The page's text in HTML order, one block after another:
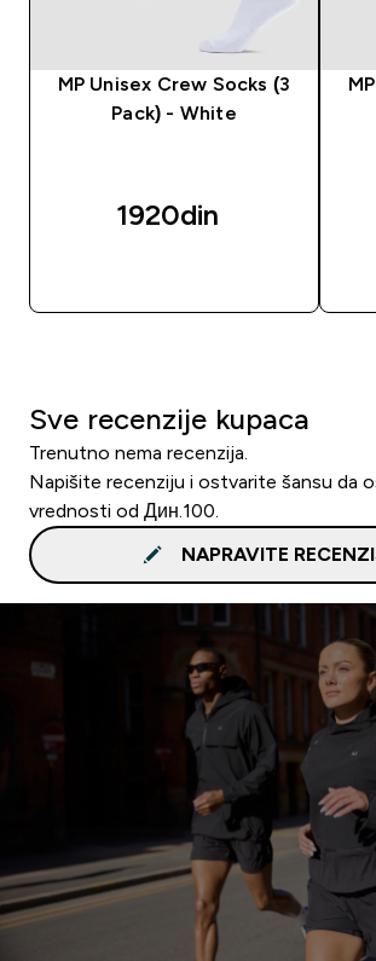
MP Unisex Crew Socks (3
Pack) - White
1920din‎
Sve recenzije kupaca
Trenutno nema recenzija.
Napišite recenziju i ostvarite šansu da
vrednosti od Дин.100.
NAPRAVITE